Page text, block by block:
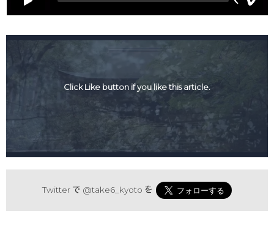
Click Like button if you like this article.
Twitter で @take6_kyoto を